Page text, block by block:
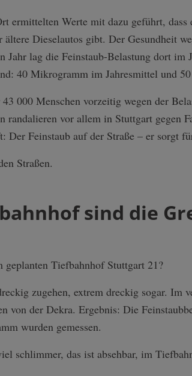
ermittelten Werte mit dazu geführt, dass
ältere Dieselautos gibt. Der Gesundheit
Jahr lag die Feinstaub-Belastung dort
40 Mikrogramm im Jahresmittel und
000 Menschen vorzeitig wegen der
randalieren vor allem in Stuttgart gegen
Der Feinstaub auf der Straße – er sorgt
Straßen.
sind die
Tiefbahnhof Stuttgart 21?
zugehen, extrem dreckig sogar. Im
von der Dekra. Ergebnis: Die
wurden gemessen.
schlimmer, das ist absehbar, im